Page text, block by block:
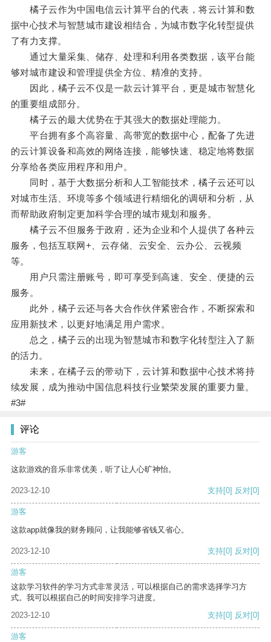
橘子云作为中国电信云计算平台的代表，将云计算和数
据中心技术与智慧城市建设相结合，为城市数字化转型提供
了有力支撑。
通过大量采集、储存、处理和利用各类数据，该平台能
够对城市建设和管理提供全方位、精准的支持。
因此，橘子云不仅是一款云计算平台，更是城市智慧化
的重要组成部分。
橘子云的最大优势在于其强大的数据处理能力。
平台拥有多个高容量、高带宽的数据中心，配备了先进
的云计算设备和高效的网络连接，能够快速、稳定地将数据
分享给各类应用程序和用户。
同时，基于大数据分析和人工智能技术，橘子云还可以
对城市生活、环境等多个领域进行精细化的调研和分析，从
而帮助政府制定更加科学合理的城市规划和服务。
橘子云不但服务于政府，还为企业和个人提供了各种云
服务，包括互联网+、云存储、云安全、云办公、云视频
等。
用户只需注册账号，即可享受到高速、安全、便捷的云
服务。
此外，橘子云还与各大合作伙伴紧密合作，不断探索和
应用新技术，以更好地满足用户需求。
总之，橘子云的出现为智慧城市和数字化转型注入了新
的活力。
未来，在橘子云的带动下，云计算和数据中心技术将持
续发展，成为推动中国信息科技行业繁荣发展的重要力量。
#3#
评论
游客
这款游戏的音乐非常优美，听了让人心旷神怡。
2023-12-10 支持[0] 反对[0]
游客
这款app就像我的财务顾问，让我能够省钱又省心。
2023-12-10 支持[0] 反对[0]
游客
这款学习软件的学习方式非常灵活，可以根据自己的需求选择学习方
式。我可以根据自己的时间安排学习进度。
2023-12-10
支持[0] 反对[0]
游客